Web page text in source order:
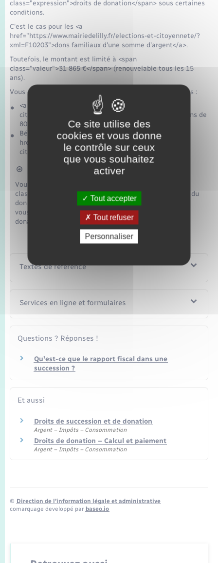
class="expression">droits de donation</span> sous certaines
conditions.
C'est le cas pour les <a
href="https://www.mairiedelilly.fr/elections-et-citoyennete/?
xml=F10203">dons familiaux d'une somme d'argent</a>.
Toutefois, le montant est limité à <span
class="valeur">31 865 €</span> (renouvelable tous les 15
ans).
Vous devez notamment remplir les 2 conditions suivantes :
<a href="https://www.mairiedelilly.fr/elections-et-
citoyennete/?xml=R46107">Donateur</a> âgé de moins de
80 ans au jour du don d'argent
Bénéficiaire majeur (ou <a
href="https://www.mairiedelilly.fr/elections-et-
citoyennete/?xml=R61306">émancipé</a>)
À savoir
Vous pouvez <span
class="miseenevidence">cumuler</span> l'exonération du
don familial de sommes d'argent et l'abattement dont
vous bénéficiez du fait de votre lien de parenté avec le
donateur.
Textes de référence
Services en ligne et formulaires
Questions ? Réponses !
Qu'est-ce que le rapport fiscal dans une
succession ?
Et aussi
Droits de succession et de donation
Argent – Impôts – Consommation
Droits de donation – Calcul et paiement
Argent – Impôts – Consommation
© Direction de l’information légale et administrative
comarquage developpé par baseo.io
Ce site utilise des
cookies et vous donne
le contrôle sur ceux
que vous souhaitez
activer
Tout accepter
Tout refuser
Personnaliser